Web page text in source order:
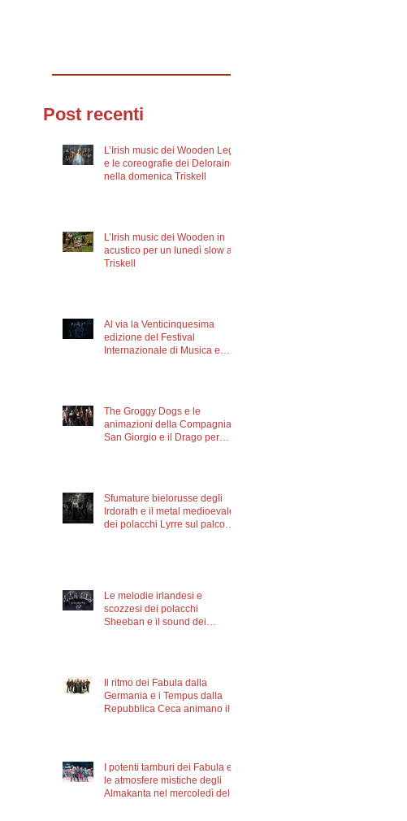
Post recenti
L’Irish music dei Wooden Legs
e le coreografie dei Deloraine
nella domenica Triskell
L’Irish music dei Wooden in
acustico per un lunedì slow al
Triskell
Al via la Venticinquesima
edizione del Festival
Internazionale di Musica e
The Groggy Dogs e le
animazioni della Compagnia
San Giorgio e il Drago per
Sfumature bielorusse degli
Irdorath e il metal medioevale
dei polacchi Lyrre sul palco
Le melodie irlandesi e
scozzesi dei polacchi
Sheeban e il sound dei
Il ritmo dei Fabula dalla
Germania e i Tempus dalla
Repubblica Ceca animano il
I potenti tamburi dei Fabula e
le atmosfere mistiche degli
Almakanta nel mercoledì del